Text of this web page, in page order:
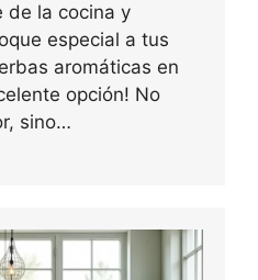
de la cocina y
especial a tus
aromáticas en
opción! No
sino…